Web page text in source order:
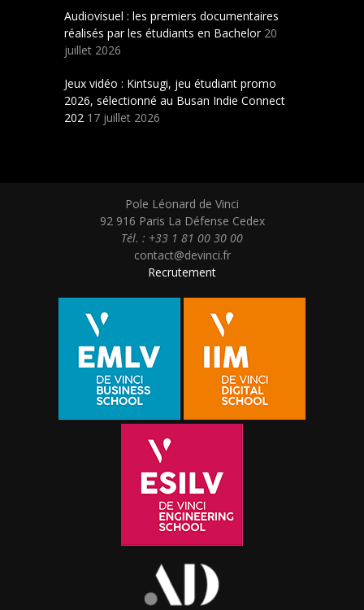
Audiovisuel : les premiers documentaires
réalisés par les étudiants en Bachelor 20
juillet 2026
Jeux vidéo : Kintsugi, jeu étudiant promo
2026, sélectionné au Busan Indie Connect
202 17 juillet 2026
Pole Léonard de Vinci
92 916 Paris La Défense Cedex
Tél. : +33 1 81 00 30 00
contact@devinci.fr
Recrutement